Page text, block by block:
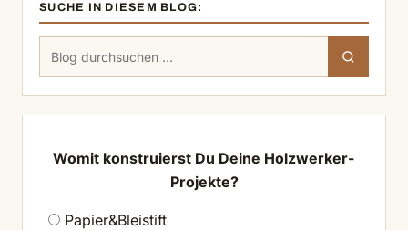
SUCHE IN DIESEM BLOG:
Suchen
Womit konstruierst Du Deine Holzwerker-
Projekte?
Papier&Bleistift